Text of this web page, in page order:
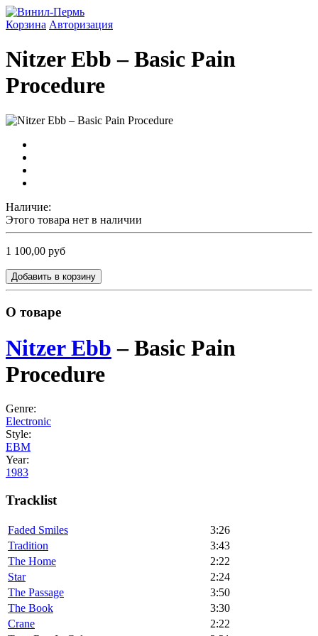
Корзина Авторизация
Nitzer Ebb ‎– Basic Pain
Procedure
Наличие:
Этого товара нет в наличии
1 100,00 руб
Добавить в корзину
О товаре
Nitzer Ebb ‎–Basic Pain
Procedure
Genre:
Electronic
Style:
EBM
Year:
1983
Tracklist
Faded Smiles
3:26
Tradition
3:43
The Home
2:22
Star
2:24
The Passage
3:50
The Book
3:30
Crane
2:22